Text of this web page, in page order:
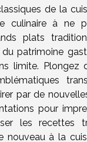
de la
culinaire à ne
plats
du patrimoine
limite. Plongez
par de
pour
les recettes
nouveau à la